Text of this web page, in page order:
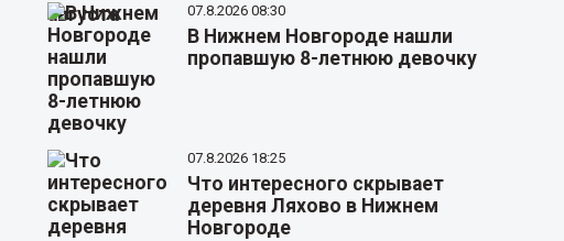
07.8.2026 08:30
В Нижнем Новгороде нашли
пропавшую 8-летнюю девочку
07.8.2026 18:25
Что интересного скрывает
деревня Ляхово в Нижнем
Новгороде